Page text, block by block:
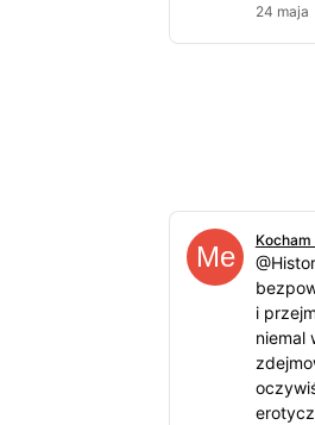
24 maja
i
niemal